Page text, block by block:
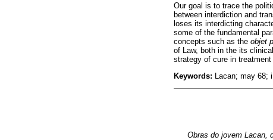
Our goal is to trace the
between interdiction and
loses its interdicting
some of the fundamental
concepts such as the objet
of Law, both in the its
strategy of cure in
Keywords: Lacan; may 68;
Obras do jovem Lacan,